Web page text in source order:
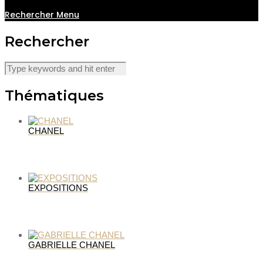
Rechercher Menu
Rechercher
Thématiques
CHANEL
EXPOSITIONS
GABRIELLE CHANEL